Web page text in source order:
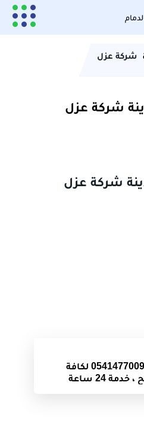
شركة عزل
شركة عزل
شركة عزل
عزل أسطح بالدمام 0541477009 لكافة
24 ساعة